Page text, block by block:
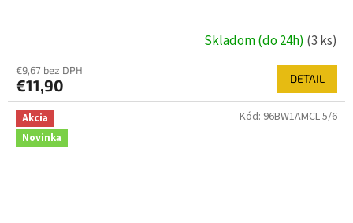
Skladom (do 24h) (3 ks)
€9,67 bez DPH
€11,90 DETAIL
Akcia
Novinka
Kód: 96BW1AMCL-5/6